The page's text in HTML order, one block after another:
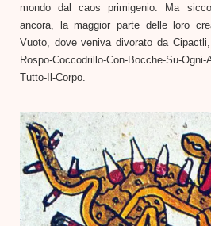
mondo dal caos primigenio. Ma
ancora, la maggior parte delle loro
Vuoto, dove veniva divorato da
Rospo-Coccodrillo-Con-Bocche-Su-Ogni-
Tutto-Il-Corpo.